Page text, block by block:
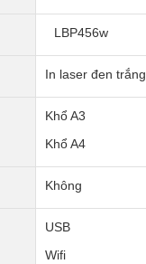
LBP456w
In laser đen trắng
Khổ A3
Khổ A4
Không
USB
Wifi